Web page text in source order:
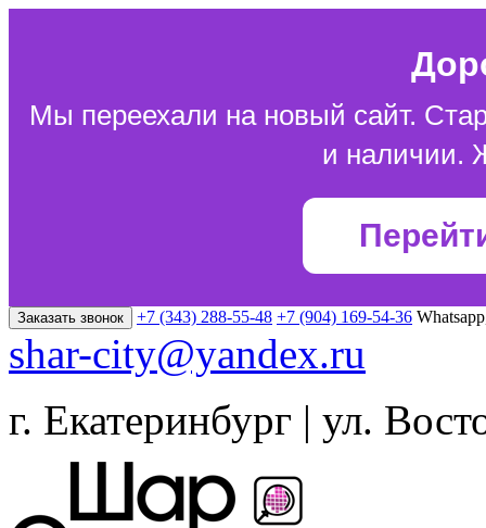
Мы переехали на новый сайт.
и наличии.
Заказать звонок +7 (343) 288-55-48 +7 (904) 169-54-36
shar-city@yandex.ru
г. Екатеринбург | ул.